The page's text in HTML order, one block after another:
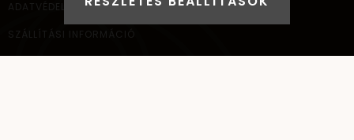
ADATVÉDELEM
SZÁLLÍTÁSI INFORMÁCIÓ